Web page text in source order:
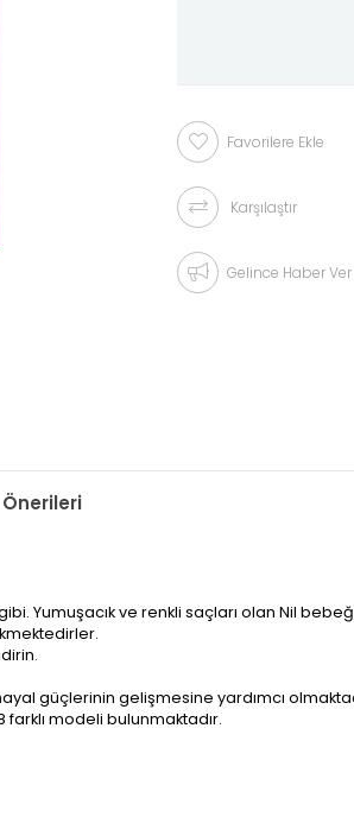
Favorilere Ekle
Karşılaştır
Gelince Haber Ver
Önerileri
Yumuşacık ve renkli saçları olan Nil
güçlerinin gelişmesine yardımcı
modeli bulunmaktadır.